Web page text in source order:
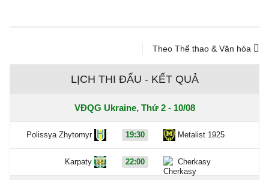
Theo Thể thao & Văn hóa
LỊCH THI ĐẤU - KẾT QUẢ
VĐQG Ukraine, Thứ 2 - 10/08
Polissya Zhytomyr 19:30 Metalist 1925
Karpaty 22:00 Cherkasy